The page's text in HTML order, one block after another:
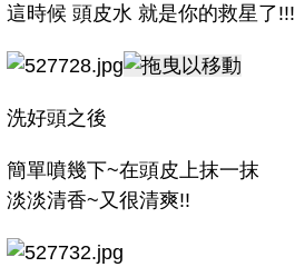
這時候 頭皮水 就是你的救星了!!!
洗好頭之後
簡單噴幾下~在頭皮上抹一抹
淡淡清香~又很清爽!!